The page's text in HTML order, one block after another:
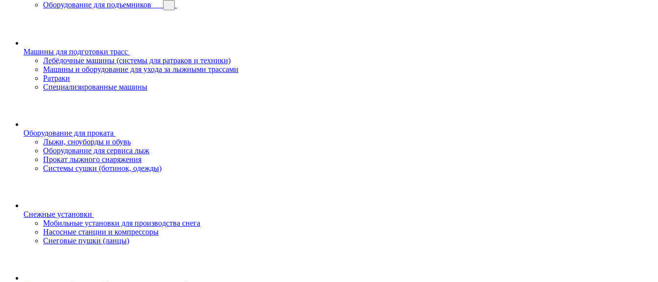
Оборудование для подъемников
Машины для подготовки трасс
Лебёдочные машины (системы для ратраков и техники)
Машины и оборудование для ухода за лыжными трассами
Ратраки
Специализированные машины
Оборудование для проката
Лыжи, сноуборды и обувь
Оборудование для сервисa лыж
Прокат лыжного снаряжения
Системы сушки (ботинок, одежды)
Снежные установки
Мобильные установки для производства снега
Насосные станции и компрессоры
Снеговые пушки (ланцы)